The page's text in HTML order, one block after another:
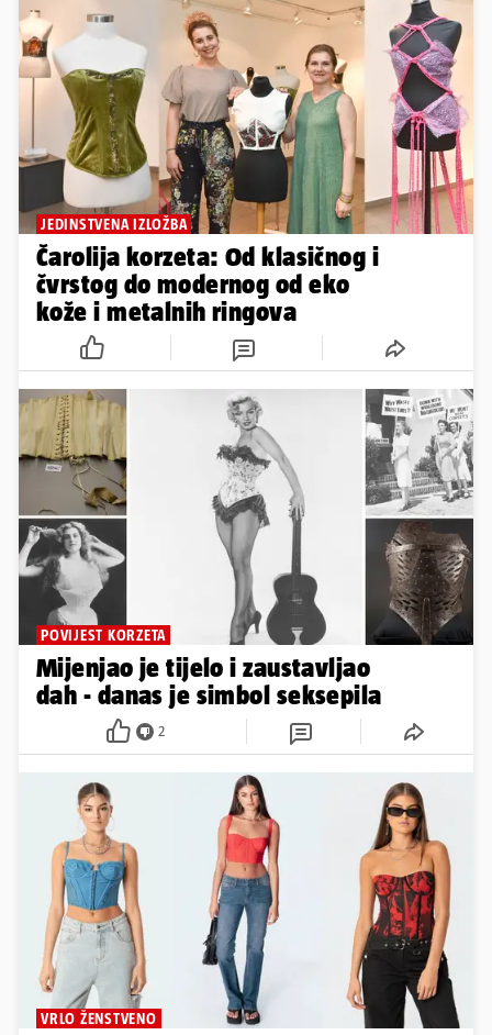
JEDINSTVENA IZLOŽBA
Čarolija korzeta: Od klasičnog i
čvrstog do modernog od eko
kože i metalnih ringova
POVIJEST KORZETA
Mijenjao je tijelo i zaustavljao
dah - danas je simbol seksepila
2
VRLO ŽENSTVENO